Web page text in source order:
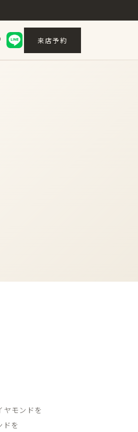
来店予約
ヤモンドを​
ドを​